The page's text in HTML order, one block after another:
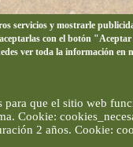
servicios y mostrarle
con el botón
ver toda la información en
que el sitio web
Cookie:
2 años. Cookie: